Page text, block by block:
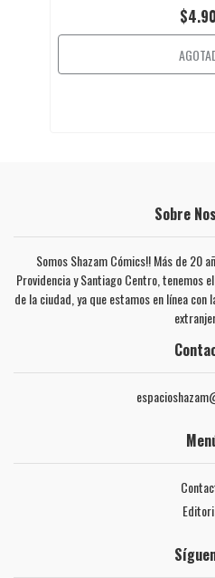
Sobre
Somos Shazam Cómics!! Más de 20
Providencia y Santiago Centro, tenemos
de la ciudad, ya que estamos en línea